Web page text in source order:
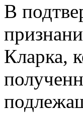
В
Кларка,